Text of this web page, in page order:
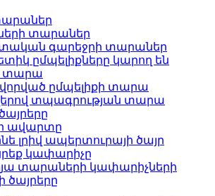
տարաներ
​​գարեջրի տարաներ
ըմպելիքները կարող են
տարա
ըմպելիքի տարա
տպագրության տարա
ավարտը
լրիվ ապերտուրայի ծայր
կափարիչը
տարաների կափարիչների
ծայրերը